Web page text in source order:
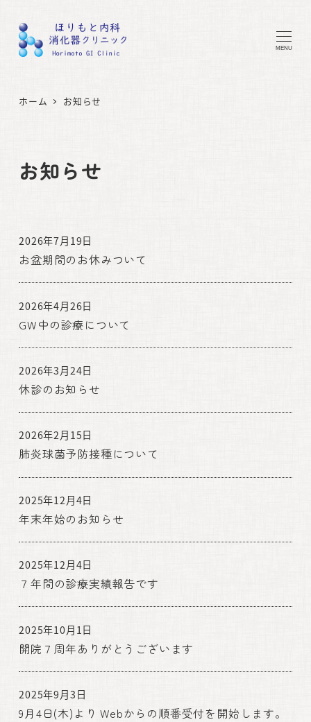
MENU
ホーム お知らせ
お知らせ
お盆期間のお休みついて
2026年7月19日
GW中の診療について
2026年4月26日
休診のお知らせ
2026年3月24日
肺炎球菌予防接種について
2026年2月15日
年末年始のお知らせ
2025年12月4日
７年間の診療実績報告です
2025年12月4日
開院７周年ありがとうございます
2025年10月1日
9月4日(木)より Webからの順番受付を開始します。
2025年9月3日